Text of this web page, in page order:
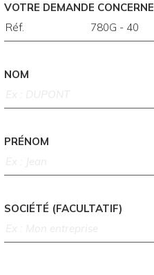
VOTRE DEMANDE CONCERNE
NOM
PRÉNOM
SOCIÉTÉ (FACULTATIF)